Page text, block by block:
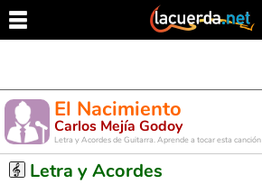
El Nacimiento
Carlos Mejía Godoy
Letra y Acordes de Guitarra. Aprende a tocar esta canción
Letra y Acordes